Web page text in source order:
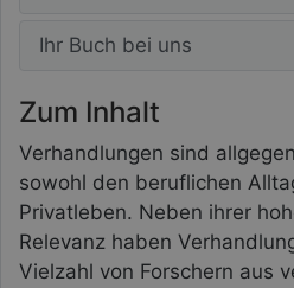
Ihr Buch bei uns
Zum Inhalt
Verhandlungen sind
sowohl den beruflichen
Privatleben. Neben ihrer
Relevanz haben
Vielzahl von Forschern aus